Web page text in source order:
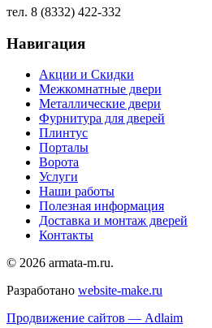
тел. 8 (8332) 422-332
Навигация
Акции и Скидки
Межкомнатные двери
Металлические двери
Фурнитура для дверей
Плинтус
Порталы
Ворота
Услуги
Наши работы
Полезная информация
Доставка и монтаж дверей
Контакты
© 2026 armata-m.ru.
Разработано website-make.ru
Продвижение сайтов — Adlaim